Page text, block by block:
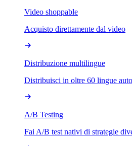
Video shoppable
Acquisto direttamente dal video
Distribuzione multilingue
Distribuisci in oltre 60 lingue
A/B Testing
Fai A/B test nativi di strategie